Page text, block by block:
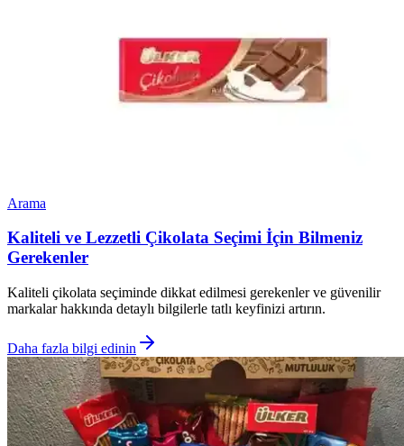
Arama
Kaliteli ve Lezzetli Çikolata Seçimi İçin Bilmeniz
Gerekenler
Kaliteli çikolata seçiminde dikkat edilmesi gerekenler ve güvenilir
markalar hakkında detaylı bilgilerle tatlı keyfinizi artırın.
Daha fazla bilgi edinin